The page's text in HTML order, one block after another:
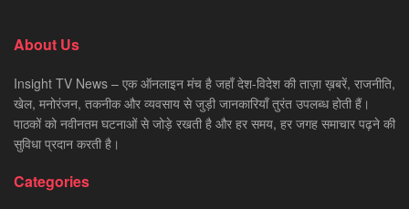
About Us
Insight TV News – एक ऑनलाइन मंच है जहाँ देश-विदेश की ताज़ा ख़बरें, राजनीति,
खेल, मनोरंजन, तकनीक और व्यवसाय से जुड़ी जानकारियाँ तुरंत उपलब्ध होती हैं।
पाठकों को नवीनतम घटनाओं से जोड़े रखती है और हर समय, हर जगह समाचार पढ़ने की
सुविधा प्रदान करती है।
Categories